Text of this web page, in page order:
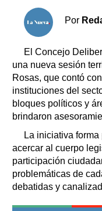
Por
El Concejo
una nueva sesión
Rosas, que contó
instituciones del
bloques políticos y
brindaron
La iniciativa
acercar al cuerpo
participación
problemáticas de
debatidas y